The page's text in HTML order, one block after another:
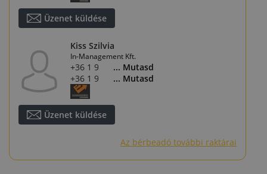
Üzenet küldése
Kiss Szilvia
In-Management Kft.
+36 1 920 2080... Mutasd
+36 1 920 2080... Mutasd
Üzenet küldése
Az bérbeadó további raktárai